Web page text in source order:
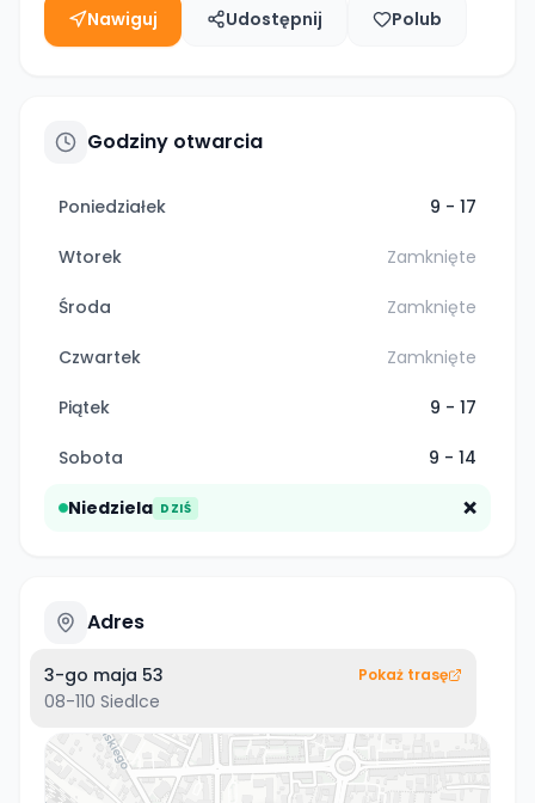
Nawiguj Udostępnij Polub
Godziny otwarcia
Poniedziałek 9 - 17
Wtorek Zamknięte
Środa Zamknięte
Czwartek Zamknięte
Piątek 9 - 17
Sobota 9 - 14
Niedziela DZIŚ ❌
Adres
3-go maja 53
08-110 Siedlce
Pokaż trasę